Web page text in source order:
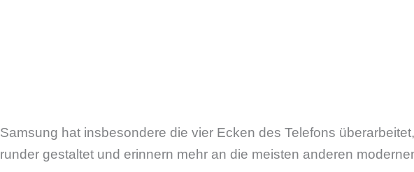
Samsung hat insbesondere die vier Ecken des Telefons
runder gestaltet und erinnern mehr an die meisten anderen